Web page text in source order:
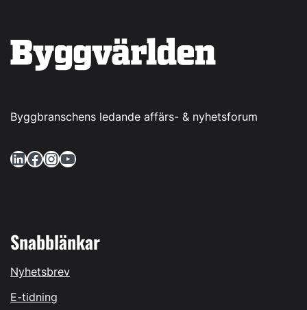
Byggbranschens ledande affärs- & nyhetsforum
LinkedIn Facebook InstagramYouTube
Snabblänkar
Nyhetsbrev
E-tidning